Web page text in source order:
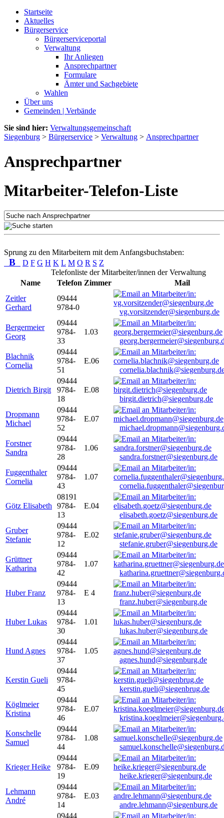
Startseite
Aktuelles
Bürgerservice
Bürgerserviceportal
Verwaltung
Ihr Anliegen
Ansprechpartner
Formulare
Ämter und Sachgebiete
Wahlen
Über uns
Gemeinden | Verbände
Sie sind hier: Verwaltungsgemeinschaft
Siegenburg > Bürgerservice > Verwaltung > Ansprechpartner
Ansprechpartner
Mitarbeiter-Telefon-Liste
Sprung zu den Mitarbeitern mit dem Anfangsbuchstaben:
B D F G H K L M O R S Z
Telefonliste der Mitarbeiter/innen der Verwaltung
Name
Telefon Zimmer
Mail
Zeitler
Gerhard
09444
9784-0
vg.vorsitzender@siegenburg.de
Bergermeier
Georg
09444
9784-
33
1.03
Blachnik
Cornelia
09444
9784-
51
E.06
Dietrich Birgit
09444
9784-
18
E.08
birgit.dietrich@siegenburg.de
Dropmann
Michael
09444
9784-
52
E.07
Forstner
Sandra
09444
9784-
28
1.06
sandra.forstner@siegenburg.de
Fuggenthaler
Cornelia
09444
9784-
43
1.07
Götz Elisabeth
08191
9784-
13
E.04
elisabeth.goetz@siegenburg.de
Gruber
Stefanie
09444
9784-
12
E.02
stefanie.gruber@siegenburg.de
Grüttner
Katharina
09444
9784-
42
1.07
Huber Franz
09444
9784-
13
E 4
franz.huber@siegenburg.de
Huber Lukas
09444
9784-
30
1.01
lukas.huber@siegenburg.de
Hund Agnes
09444
9784-
37
1.05
agnes.hund@siegenburg.de
Kerstin Gueli
09444
9784-
45
kerstin.gueli@siegenbrug.de
Köglmeier
Kristina
09444
9784-
46
E.07
Konschelle
Samuel
09444
9784-
44
1.08
Krieger Heike
09444
9784-
19
E.09
heike.krieger@siegenburg.de
Lehmann
André
09444
9784-
14
E.03
andre.lehmann@siegenburg.de
09444